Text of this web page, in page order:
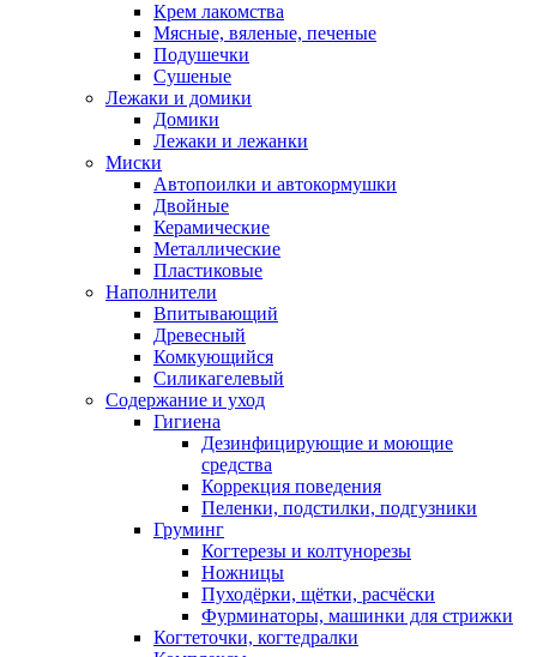
Крем лакомства
Мясные, вяленые, печеные
Подушечки
Сушеные
Лежаки и домики
Домики
Лежаки и лежанки
Миски
Автопоилки и автокормушки
Двойные
Керамические
Металлические
Пластиковые
Наполнители
Впитывающий
Древесный
Комкующийся
Силикагелевый
Содержание и уход
Гигиена
Дезинфицирующие и моющие
средства
Коррекция поведения
Пеленки, подстилки, подгузники
Груминг
Когтерезы и колтунорезы
Ножницы
Пуходёрки, щётки, расчёски
Фурминаторы, машинки для стрижки
Когтеточки, когтедралки